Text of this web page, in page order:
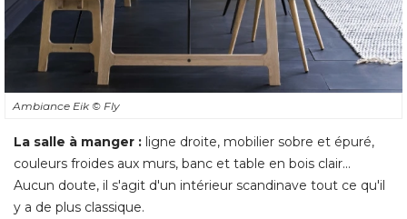
Ambiance Eik © Fly
La salle à manger : ligne droite, mobilier sobre et épuré,
couleurs froides aux murs, banc et table en bois clair...
Aucun doute, il s'agit d'un intérieur scandinave tout ce qu'il
y a de plus classique.